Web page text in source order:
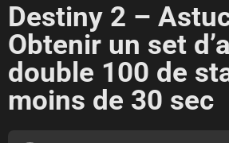
Destiny 2 –
Obtenir un set
double 100 de
moins de 30 sec